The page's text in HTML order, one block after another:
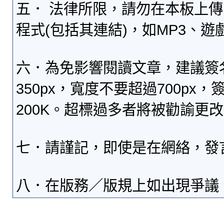
五． 法律所限，請勿在本板上
程式(包括其連結)，如MP3、遊
六．為免影響閱讀文章，建議
350px，寬度不要超過700px，
200K。超標過多者將被勸諭更
七．請謹記，即使是在網絡，
八．在版務／版規上如出現爭